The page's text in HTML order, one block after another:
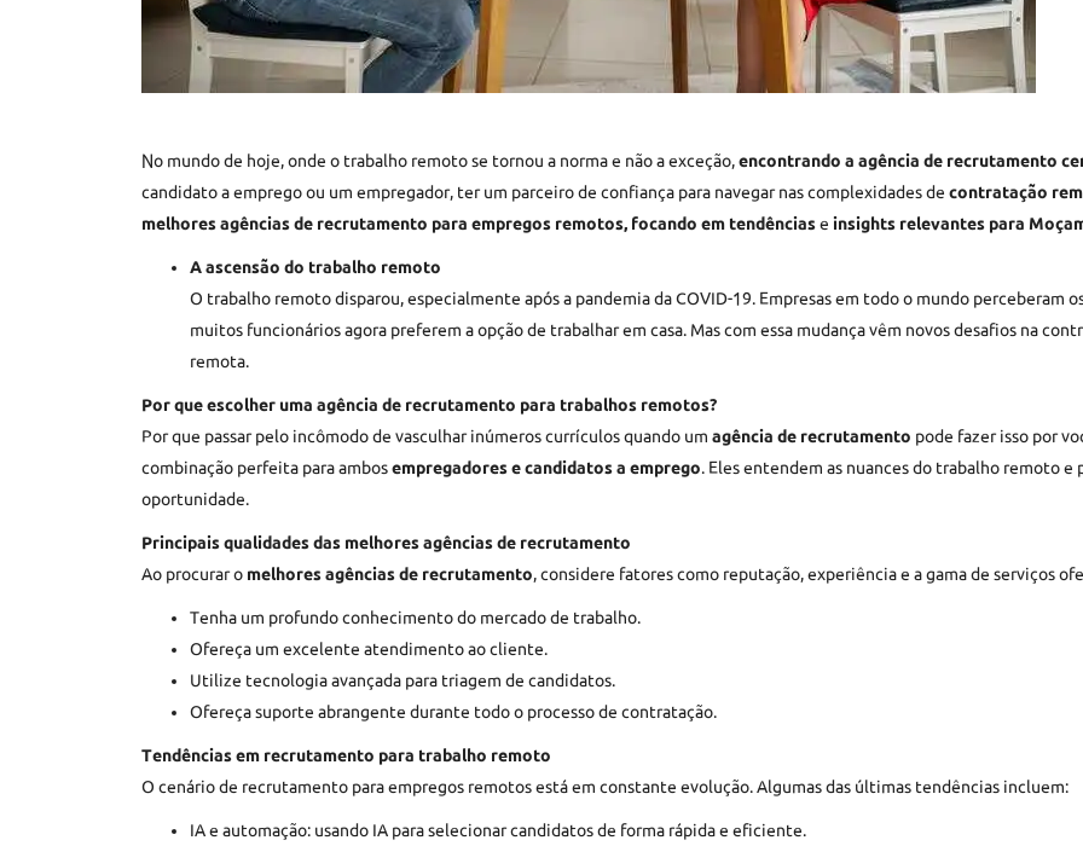
No mundo de hoje, onde o trabalho remoto se tornou a norma e não a exceção,encontrando a agência de recrutamento
candidato a emprego ou um empregador, ter um parceiro de confiança para navegar nas complexidades de contratação
melhores agências de recrutamento para empregos remotos, focando em tendênciase insights relevantes para
A ascensão do trabalho remoto
O trabalho remoto disparou, especialmente após a pandemia da COVID-19. Empresas em todo o mundo perceberam
muitos funcionários agora preferem a opção de trabalhar em casa. Mas com essa mudança vêm novos desafios na
remota.
Por que escolher uma agência de recrutamento para trabalhos remotos?
Por que passar pelo incômodo de vasculhar inúmeros currículos quando um agência de recrutamento pode fazer isso por
combinação perfeita para ambosempregadores e candidatos a emprego. Eles entendem as nuances do trabalho remoto
oportunidade.
Principais qualidades das melhores agências de recrutamento
Ao procurar o melhores agências de recrutamento, considere fatores como reputação, experiência e a gama de serviços
Tenha um profundo conhecimento do mercado de trabalho.
Ofereça um excelente atendimento ao cliente.
Utilize tecnologia avançada para triagem de candidatos.
Ofereça suporte abrangente durante todo o processo de contratação.
Tendências em recrutamento para trabalho remoto
O cenário de recrutamento para empregos remotos está em constante evolução. Algumas das últimas tendências incluem:
IA e automação: usando IA para selecionar candidatos de forma rápida e eficiente.